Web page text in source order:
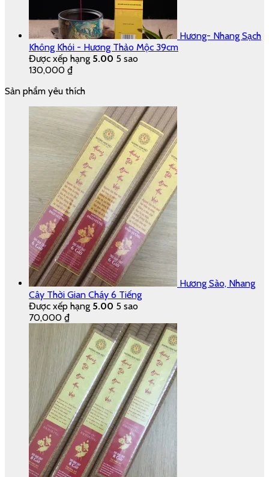
Hương- Nhang Sạch
Không Khói - Hương Thảo Mộc 39cm
Được xếp hạng 5.00 5 sao
130,000 ₫
Sản phẩm yêu thích
Hương Sào, Nhang
Cây Thời Gian Cháy 6 Tiếng
Được xếp hạng 5.00 5 sao
70,000 ₫